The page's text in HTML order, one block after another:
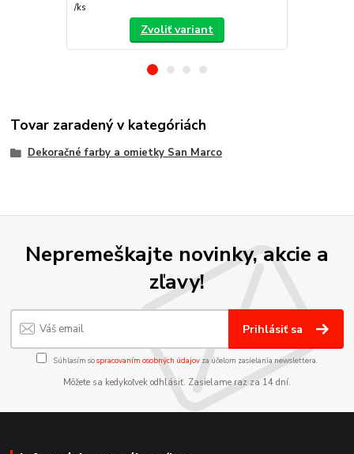
/ks
Zvoliť variant
Tovar zaradený v kategóriách
Dekoračné farby a omietky San Marco
Nepremeškajte novinky, akcie a
zľavy!
Prihlásiť sa
Súhlasím sospracovaním osobných údajov za účelom zasielania newslettera.
Môžete sa kedykoľvek odhlásiť. Zasielame raz za 14 dní.